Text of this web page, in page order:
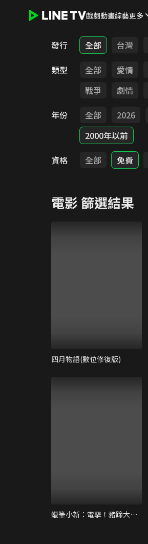
戲劇動畫綜藝更多
發行 全部 台灣
類型
全部 愛情
戰爭
劇情
年份
全部 2026
2000年以前
資格
全部 免費
電影 篩選結果
四月物語(數位修復版)
蠟筆小新：電擊！豬蹄大作戰